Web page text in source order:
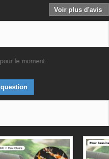
Voir plus d'avis
le moment.